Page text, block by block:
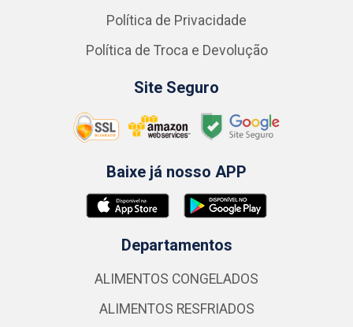
Política de Privacidade
Política de Troca e Devolução
Site Seguro
Baixe já nosso APP
Departamentos
ALIMENTOS CONGELADOS
ALIMENTOS RESFRIADOS